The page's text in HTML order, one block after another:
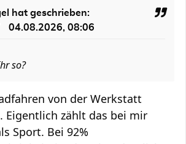
hat geschrieben:
04.08.2026, 08:06
so?
von der Werkstatt
Eigentlich zählt das bei mir
Sport. Bei 92%